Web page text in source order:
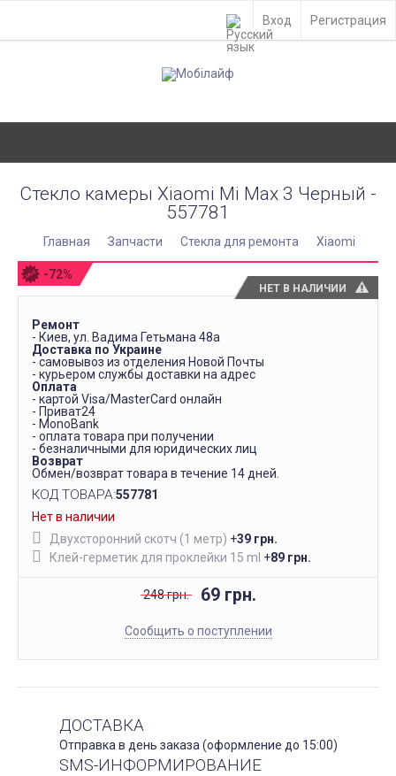
Вход Регистрация
Стекло камеры Xiaomi Mi Max 3 Черный -
557781
Главная Запчасти Стекла для ремонта Xiaomi
-72%
НЕТ В НАЛИЧИИ
Ремонт
- Киев, ул. Вадима Гетьмана 48а
Доставка по Украине
- самовывоз из отделения Новой Почты
- курьером службы доставки на адрес
Оплата
- картой Visa/MasterCard онлайн
- Приват24
- MonoBank
- оплата товара при получении
- безналичными для юридических лиц
Возврат
Обмен/возврат товара в течение 14 дней.
КОД ТОВАРА:557781
Нет в наличии
Двухсторонний скотч (1 метр) +39 грн.
Клей-герметик для проклейки 15 ml +89 грн.
248 грн. 69 грн.
Сообщить о поступлении
ДОСТАВКА
Отправка в день заказа (оформление до 15:00)
SMS-ИНФОРМИРОВАНИЕ